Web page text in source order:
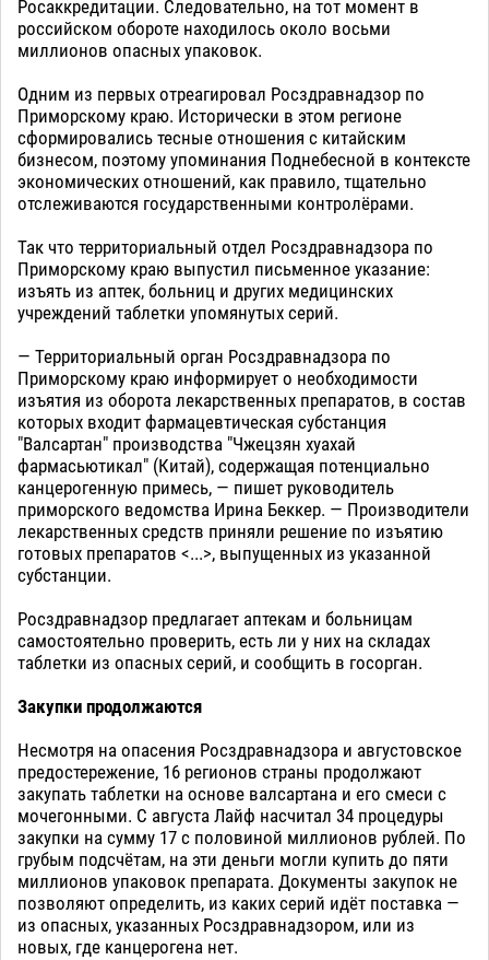
Росаккредитации. Следовательно, на тот момент в
российском обороте находилось около восьми
миллионов опасных упаковок.
Одним из первых отреагировал Росздравнадзор по
Приморскому краю. Исторически в этом регионе
сформировались тесные отношения с китайским
бизнесом, поэтому упоминания Поднебесной в контексте
экономических отношений, как правило, тщательно
отслеживаются государственными контролёрами.
Так что территориальный отдел Росздравнадзора по
Приморскому краю выпустил письменное указание:
изъять из аптек, больниц и других медицинских
учреждений таблетки упомянутых серий.
— Территориальный орган Росздравнадзора по
Приморскому краю информирует о необходимости
изъятия из оборота лекарственных препаратов, в состав
которых входит фармацевтическая субстанция
"Валсартан" производства "Чжецзян хуахай
фармасьютикал" (Китай), содержащая потенциально
канцерогенную примесь, — пишет руководитель
приморского ведомства Ирина Беккер. — Производители
лекарственных средств приняли решение по изъятию
готовых препаратов <...>, выпущенных из указанной
субстанции.
Росздравнадзор предлагает аптекам и больницам
самостоятельно проверить, есть ли у них на складах
таблетки из опасных серий, и сообщить в госорган.
Закупки продолжаются
Несмотря на опасения Росздравнадзора и августовское
предостережение, 16 регионов страны продолжают
закупать таблетки на основе валсартана и его смеси с
мочегонными. С августа Лайф насчитал 34 процедуры
закупки на сумму 17 с половиной миллионов рублей. По
грубым подсчётам, на эти деньги могли купить до пяти
миллионов упаковок препарата. Документы закупок не
позволяют определить, из каких серий идёт поставка —
из опасных, указанных Росздравнадзором, или из
новых, где канцерогена нет.